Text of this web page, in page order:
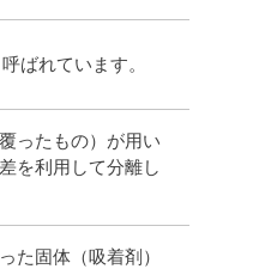
ばれています。
ったもの）が用い
を利用して分離し
た固体（吸着剤）